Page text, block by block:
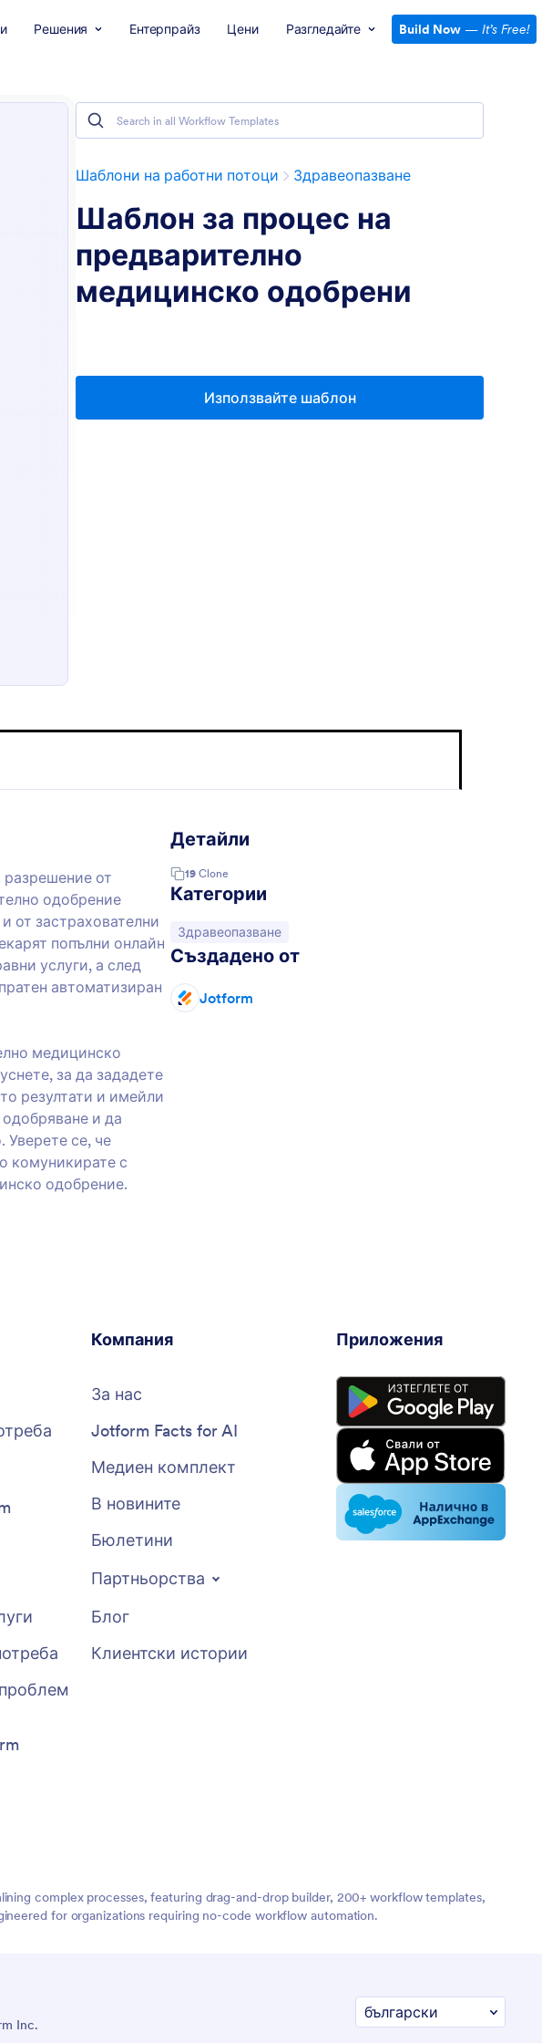
Решения Ентерпрайз Цени Разгледайте Build Now— It’s Free!
Шаблони на работни потоци Здравеопазване
Шаблон за процес на
предварително
медицинско одобрени
Използвайте шаблон
разрешение от
одобрение
от застрахователни
попълни онлайн
услуги, а след
автоматизиран
медицинско
за да зададете
резултати и имейли
и да
Уверете се, че
комуникирате с
одобрение.
Детайли
19 Clone
Категории
Отидете на категорията:
Здравеопазване
Създадено от
Jotform
Компания
За нас
Jotform Facts for AI
Медиен комплект
В новините
Бюлетини
Партньорства
Блог
Клиентски истории
Приложения
complex processes, featuring drag-and-drop builder, 200+ workflow templates,
for organizations requiring no-code workflow automation.
Inc.